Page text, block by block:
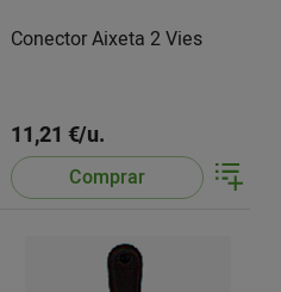
Conector Aixeta 2 Vies
11,21 €/u.
Comprar